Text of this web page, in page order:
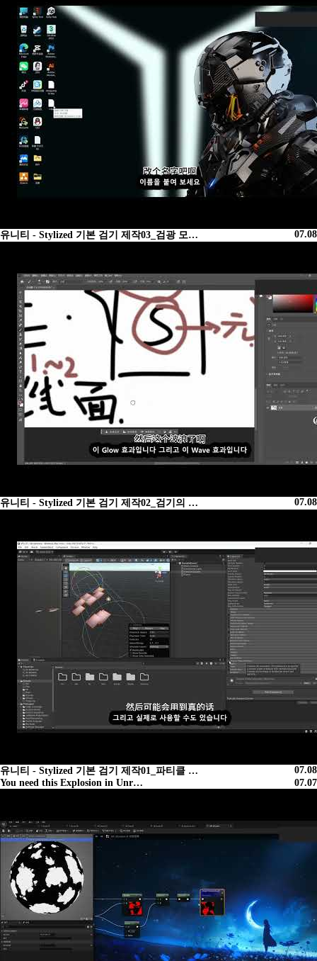
07.08
유니티 - Stylized 기본 검기 제작03_검광 모…
07.08
유니티 - Stylized 기본 검기 제작02_검기의 …
07.08
유니티 - Stylized 기본 검기 제작01_파티클 …
07.07
You need this Explosion in Unr…